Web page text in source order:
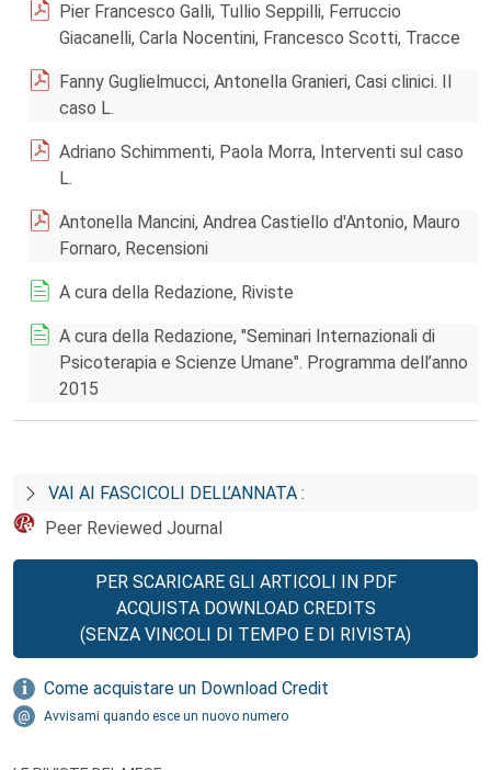
Pier Francesco Galli, Tullio Seppilli, Ferruccio
Giacanelli, Carla Nocentini, Francesco Scotti, Tracce
Fanny Guglielmucci, Antonella Granieri, Casi clinici. Il
caso L.
Adriano Schimmenti, Paola Morra, Interventi sul caso
L.
Antonella Mancini, Andrea Castiello d'Antonio, Mauro
Fornaro, Recensioni
A cura della Redazione, Riviste
A cura della Redazione, "Seminari Internazionali di
Psicoterapia e Scienze Umane". Programma dell’anno
2015
VAI AI FASCICOLI DELL’ANNATA :
Peer Reviewed Journal
PER SCARICARE GLI ARTICOLI IN PDF
ACQUISTA DOWNLOAD CREDITS
(SENZA VINCOLI DI TEMPO E DI RIVISTA)
Come acquistare un Download Credit
Avvisami quando esce un nuovo numero